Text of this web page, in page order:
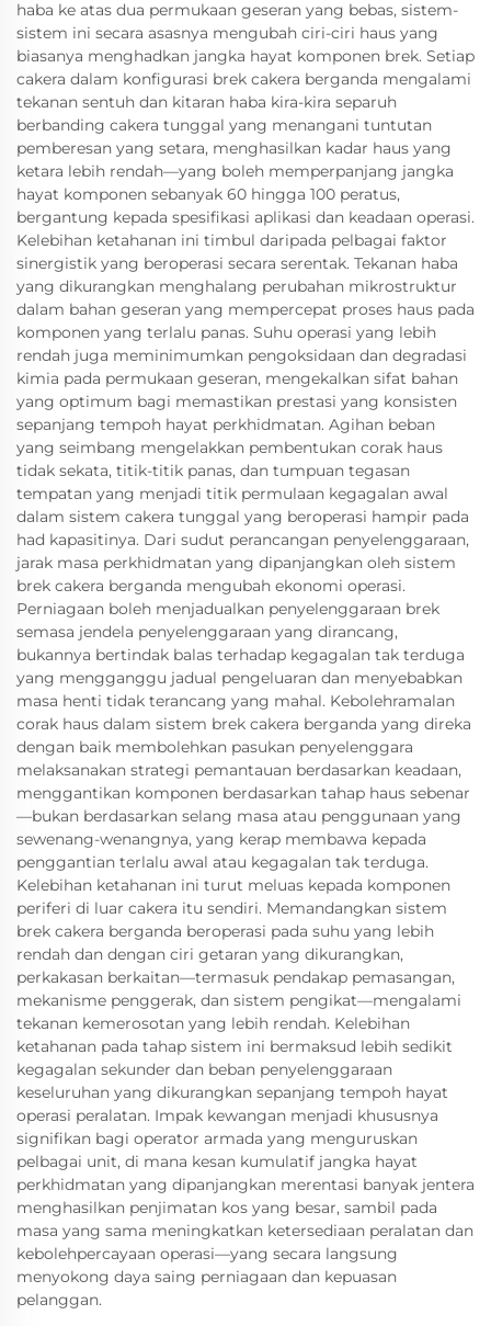
haba ke atas dua permukaan geseran yang bebas, sistem-
sistem ini secara asasnya mengubah ciri-ciri haus yang
biasanya menghadkan jangka hayat komponen brek. Setiap
cakera dalam konfigurasi brek cakera berganda mengalami
tekanan sentuh dan kitaran haba kira-kira separuh
berbanding cakera tunggal yang menangani tuntutan
pemberesan yang setara, menghasilkan kadar haus yang
ketara lebih rendah—yang boleh memperpanjang jangka
hayat komponen sebanyak 60 hingga 100 peratus,
bergantung kepada spesifikasi aplikasi dan keadaan operasi.
Kelebihan ketahanan ini timbul daripada pelbagai faktor
sinergistik yang beroperasi secara serentak. Tekanan haba
yang dikurangkan menghalang perubahan mikrostruktur
dalam bahan geseran yang mempercepat proses haus pada
komponen yang terlalu panas. Suhu operasi yang lebih
rendah juga meminimumkan pengoksidaan dan degradasi
kimia pada permukaan geseran, mengekalkan sifat bahan
yang optimum bagi memastikan prestasi yang konsisten
sepanjang tempoh hayat perkhidmatan. Agihan beban
yang seimbang mengelakkan pembentukan corak haus
tidak sekata, titik-titik panas, dan tumpuan tegasan
tempatan yang menjadi titik permulaan kegagalan awal
dalam sistem cakera tunggal yang beroperasi hampir pada
had kapasitinya. Dari sudut perancangan penyelenggaraan,
jarak masa perkhidmatan yang dipanjangkan oleh sistem
brek cakera berganda mengubah ekonomi operasi.
Perniagaan boleh menjadualkan penyelenggaraan brek
semasa jendela penyelenggaraan yang dirancang,
bukannya bertindak balas terhadap kegagalan tak terduga
yang mengganggu jadual pengeluaran dan menyebabkan
masa henti tidak terancang yang mahal. Kebolehramalan
corak haus dalam sistem brek cakera berganda yang direka
dengan baik membolehkan pasukan penyelenggara
melaksanakan strategi pemantauan berdasarkan keadaan,
menggantikan komponen berdasarkan tahap haus sebenar
—bukan berdasarkan selang masa atau penggunaan yang
sewenang-wenangnya, yang kerap membawa kepada
penggantian terlalu awal atau kegagalan tak terduga.
Kelebihan ketahanan ini turut meluas kepada komponen
periferi di luar cakera itu sendiri. Memandangkan sistem
brek cakera berganda beroperasi pada suhu yang lebih
rendah dan dengan ciri getaran yang dikurangkan,
perkakasan berkaitan—termasuk pendakap pemasangan,
mekanisme penggerak, dan sistem pengikat—mengalami
tekanan kemerosotan yang lebih rendah. Kelebihan
ketahanan pada tahap sistem ini bermaksud lebih sedikit
kegagalan sekunder dan beban penyelenggaraan
keseluruhan yang dikurangkan sepanjang tempoh hayat
operasi peralatan. Impak kewangan menjadi khususnya
signifikan bagi operator armada yang menguruskan
pelbagai unit, di mana kesan kumulatif jangka hayat
perkhidmatan yang dipanjangkan merentasi banyak jentera
menghasilkan penjimatan kos yang besar, sambil pada
masa yang sama meningkatkan ketersediaan peralatan dan
kebolehpercayaan operasi—yang secara langsung
menyokong daya saing perniagaan dan kepuasan
pelanggan.